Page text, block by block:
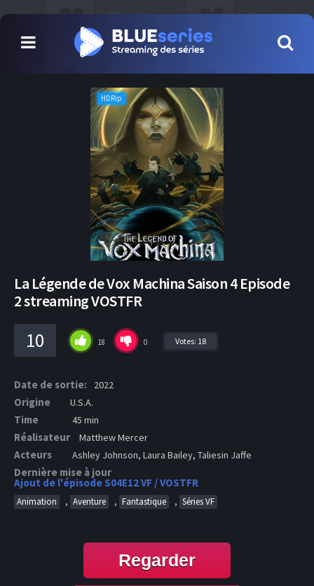
HDRip
La Légende de Vox Machina Saison 4 Episode
2 streaming VOSTFR
10 18 0 Votes: 18
Date de sortie: 2022
Origine U.S.A.
Time 45 min
Réalisateur Matthew Mercer
Acteurs Ashley Johnson, Laura Bailey, Taliesin Jaffe
Dernière mise à jour
Ajout de l'épisode S04E12 VF / VOSTFR
Animation , Aventure , Fantastique , Séries VF
Regarder